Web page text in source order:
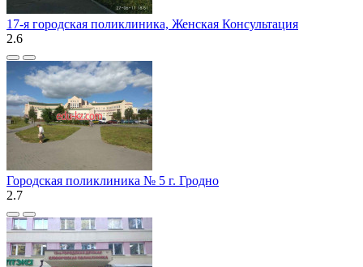
17-я городская поликлиника, Женская Консультация
2.6
Городская поликлиника № 5 г. Гродно
2.7